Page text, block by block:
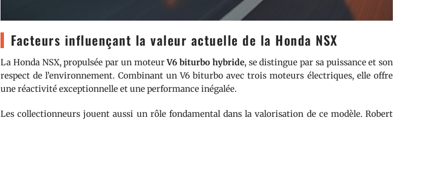
Facteurs influençant la valeur actuelle de la Honda NSX
La Honda NSX, propulsée par un moteurV6 biturbo hybride, se distingue par sa puissance et son
respect de l’environnement. Combinant un V6 biturbo avec trois moteurs électriques, elle offre
une réactivité exceptionnelle et une performance inégalée.
Les collectionneurs jouent aussi un rôle fondamental dans la valorisation de ce modèle. Robert